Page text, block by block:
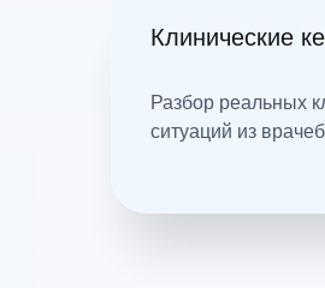
Клинические
Разбор реальных
ситуаций из